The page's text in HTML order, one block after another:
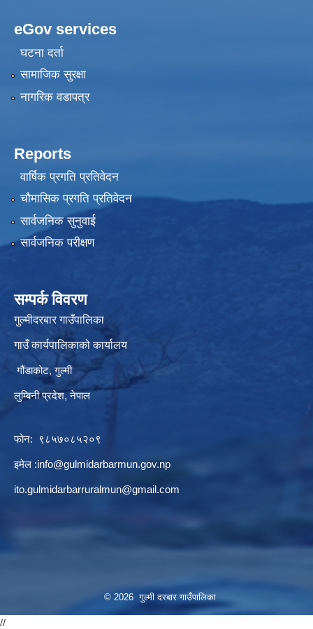
eGov services
घटना दर्ता
सामाजिक सुरक्षा
नागरिक वडापत्र
Reports
वार्षिक प्रगति प्रतिवेदन
चौमासिक प्रगति प्रतिवेदन
सार्वजनिक सुनुवाई
सार्वजनिक परीक्षण
सम्पर्क विवरण
गुल्मीदरबार गाउँपालिका
गाउँ कार्यपालिकाको कार्यालय
गौंडाकोट, गुल्मी
लुम्बिनी प्रदेश, नेपाल
फोन: ९८५७०८५२०९
इमेल :info@gulmidarbarmun.gov.np
ito.gulmidarbarruralmun@gmail.com
© 2026 गुल्मी दरबार गाउँपालिका
//